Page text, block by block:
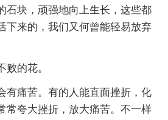
石块，顽强地向上生长，这些都
下来的，我们又何曾能轻易放弃
败的花。
有痛苦。有的人能直面挫折，化
常夸大挫折，放大痛苦。不一样